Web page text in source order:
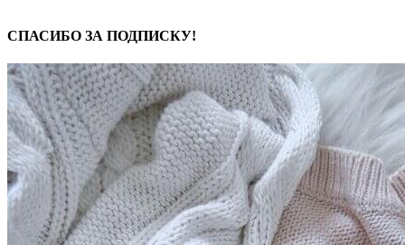
СПАСИБО ЗА ПОДПИСКУ!